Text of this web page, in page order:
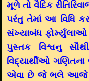
મૂળે તો વૈદિક
પરંતુ તેમાં આ વિધિ
સંખ્યાબંધ
પુસ્તક વિશ્વનુ
વિદ્યાર્થીઓ
એવા છે જે ભલે આજે